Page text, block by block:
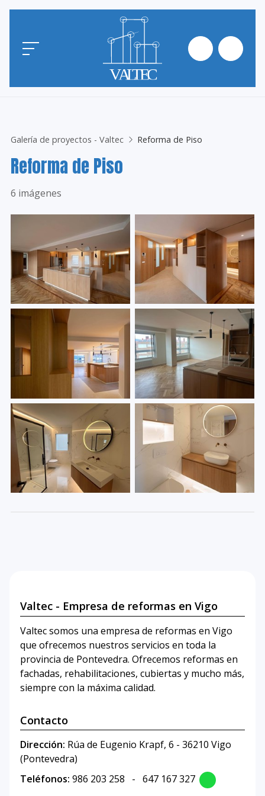
Galería de proyectos - Valtec Reforma de Piso
Reforma de Piso
6 imágenes
Valtec - Empresa de reformas en Vigo
Valtec somos una empresa de reformas en Vigo
que ofrecemos nuestros servicios en toda la
provincia de Pontevedra. Ofrecemos reformas en
fachadas, rehabilitaciones, cubiertas y mucho más,
siempre con la máxima calidad.
Contacto
Dirección: Rúa de Eugenio Krapf, 6 - 36210 Vigo
(Pontevedra)
Teléfonos: 986 203 258 - 647 167 327